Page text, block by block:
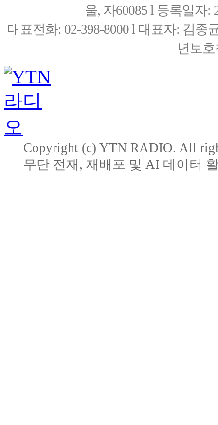
울, 자60085 l 등록일자:
대표전화: 02-398-8000 l 대표자: 김종
년보
Copyright (c) YTN RADIO. All
무단 전재, 재배포 및 AI 데이터